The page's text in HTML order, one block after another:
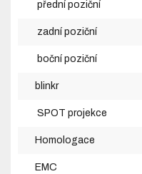
přední poziční
zadní poziční
boční poziční
blinkr
SPOT projekce
Homologace
EMC